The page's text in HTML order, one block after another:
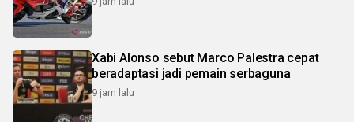
Xabi Alonso sebut Marco Palestra cepat
beradaptasi jadi pemain serbaguna
9 jam lalu